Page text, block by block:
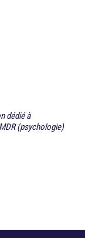
dédié à
(psychologie)